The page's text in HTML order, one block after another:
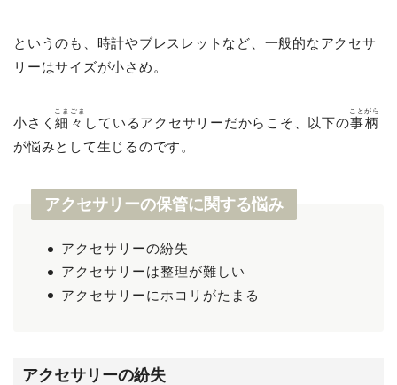
というのも、時計やブレスレットなど、一般的なアクセサ
リーはサイズが小さめ。
小さく細々
こまごま
しているアクセサリーだからこそ、以下の事柄
ことがら
が悩みとして生じるのです。
アクセサリーの保管に関する悩み
アクセサリーの紛失
アクセサリーは整理が難しい
アクセサリーにホコリがたまる
アクセサリーの紛失